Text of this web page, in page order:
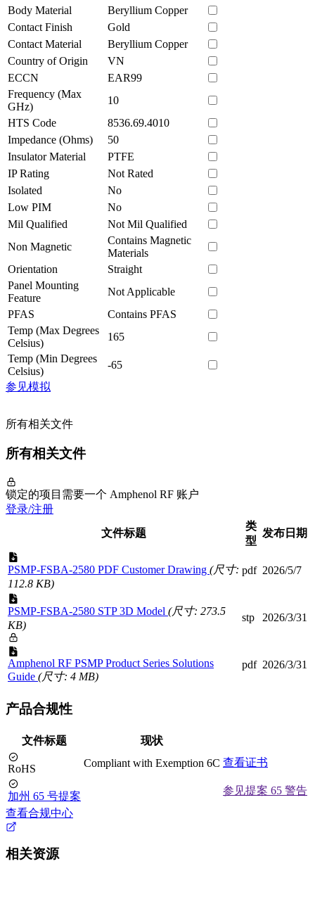
Body Material
Beryllium Copper
Contact Finish
Gold
Contact Material
Beryllium Copper
Country of Origin
VN
ECCN
EAR99
Frequency (Max
GHz)
10
HTS Code
8536.69.4010
Impedance (Ohms)
50
Insulator Material
PTFE
IP Rating
Not Rated
Isolated
No
Low PIM
No
Mil Qualified
Not Mil Qualified
Non Magnetic
Contains Magnetic
Materials
Orientation
Straight
Panel Mounting
Feature
Not Applicable
PFAS
Contains PFAS
Temp (Max Degrees
Celsius)
165
Temp (Min Degrees
Celsius)
-65
参见模拟
所有相关文件
所有相关文件
锁定的项目需要一个 Amphenol RF 账户
登录/注册
文件标题
类
型
发布日期
PSMP-FSBA-2580 PDF Customer Drawing (尺寸:
112.8 KB)
pdf 2026/5/7
PSMP-FSBA-2580 STP 3D Model (尺寸: 273.5
KB)
stp 2026/3/31
Amphenol RF PSMP Product Series Solutions
Guide (尺寸: 4 MB)
pdf 2026/3/31
产品合规性
文件标题 现状
RoHS Compliant with Exemption 6C 查看证书
加州 65 号提案
参见提案 65 警告
查看合规中心
相关资源